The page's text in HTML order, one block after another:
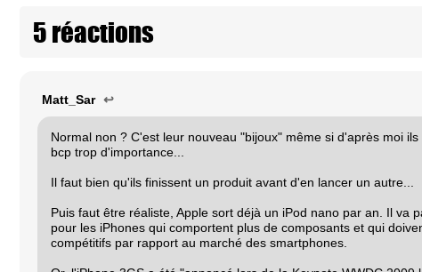
5 réactions
Matt_Sar ↩
Normal non ? C'est leur nouveau "bijoux" même si d'après moi
bcp trop d'importance...
Il faut bien qu'ils finissent un produit avant d'en lancer un autre...
Puis faut être réaliste, Apple sort déjà un iPod nano par an. Il va
pour les iPhones qui comportent plus de composants et qui
compétitifs par rapport au marché des smartphones.